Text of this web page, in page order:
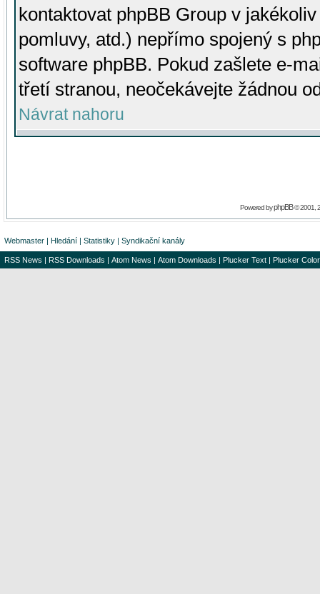
kontaktovat phpBB Group v
pomluvy, atd.) nepřímo spojený s
software phpBB. Pokud zašlete e-
třetí stranou, neočekávejte žádnou
Návrat nahoru
Powered byphpBB© 2001,
Webmaster | Hledání | Statistiky | Syndikační kanály
RSS News | RSS Downloads | Atom News | Atom Downloads | Plucker Text | Plucker Color